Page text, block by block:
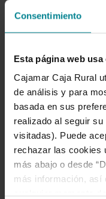
Consentimiento
Esta página web usa
Cajamar Caja Rural
de análisis y para
basada en sus
realizado al seguir
visitadas). Puede
rechazar las cookies
más abajo o desde
más información, así
entenderte,
creamos espacios
conocimiento se
SÍGUENOS